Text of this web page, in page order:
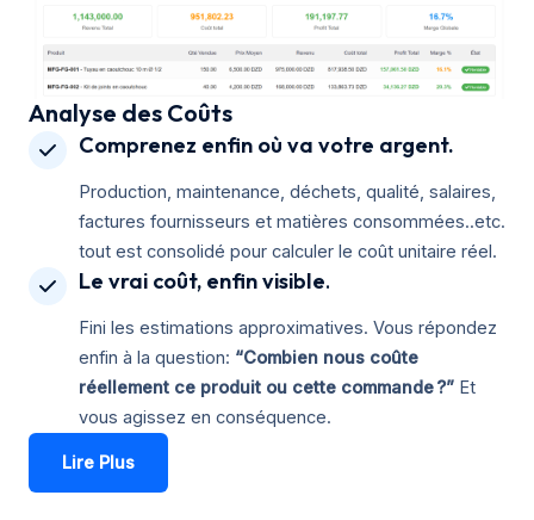
Analyse des Coûts
Comprenez enfin où va votre argent.
Production, maintenance, déchets, qualité, salaires,
factures fournisseurs et matières consommées..etc.
tout est consolidé pour calculer le coût unitaire réel.
Le vrai coût, enfin visible.
Fini les estimations approximatives. Vous répondez
enfin à la question: “Combien nous coûte
réellement ce produit ou cette commande ?” Et
vous agissez en conséquence.
Lire Plus